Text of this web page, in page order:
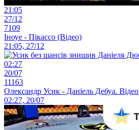
21:05
27/12
7109
Іноуе - Пікассо (Відео)
21:05, 27/12
02:27
20/07
11163
Олександр Усик - Даніель Дебуа. Відео
02:27, 20/07